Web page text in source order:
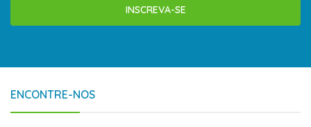
INSCREVA-SE
ENCONTRE-NOS